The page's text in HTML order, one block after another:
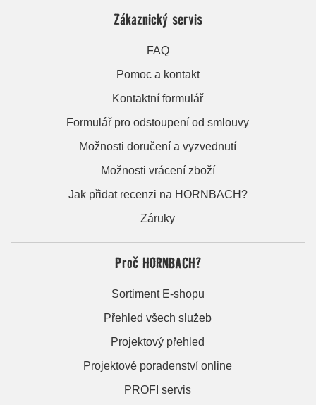
Zákaznický servis
FAQ
Pomoc a kontakt
Kontaktní formulář
Formulář pro odstoupení od smlouvy
Možnosti doručení a vyzvednutí
Možnosti vrácení zboží
Jak přidat recenzi na HORNBACH?
Záruky
Proč HORNBACH?
Sortiment E-shopu
Přehled všech služeb
Projektový přehled
Projektové poradenství online
PROFI servis